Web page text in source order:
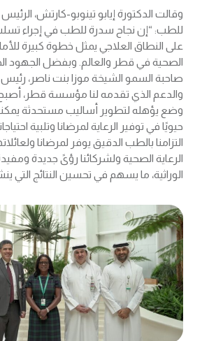
وقالت الدكتورة إيابو تينوبو-كارتش،
للطب: “إن نجاح سدرة للطب في إجراء
على النطاق العلاجي يمثل خطوة كبيرة
الصحية في قطر والعالم. وبفضل الجهود
صاحبة السمو الشيخة موزا بنت ناصر، رئيس
والدعم الذي تقدمه لنا مؤسسة قطر،
وضع يؤهله لتطوير أساليب مستحدثة
حيويًا في توفير الرعاية لمرضانا وتلبية
التزامنا بالطب الدقيق يوفر لمرضانا
الرعاية الصحية ولشركائنا رؤىً جديدة
الوراثية، ما يسهم في تحسين النتائج التي